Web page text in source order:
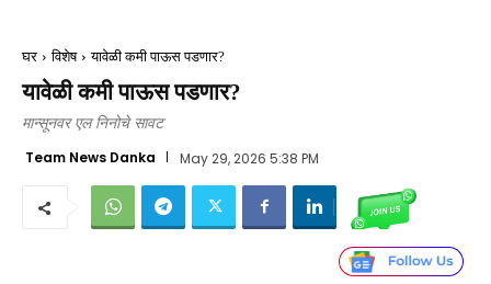
घर विशेष यावेळी कमी पाऊस पडणार?
यावेळी कमी पाऊस पडणार?
मान्सूनवर एल निनोचे सावट
Team News Danka May 29, 2026 5:38 PM